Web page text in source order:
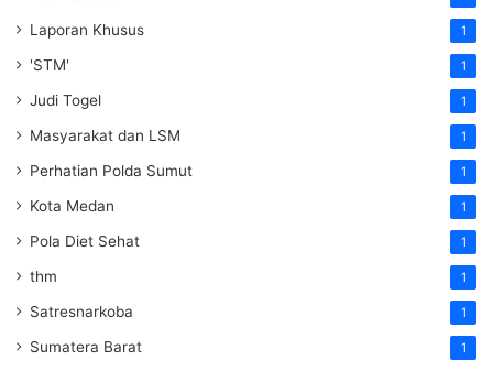
Laporan Khusus 1
'STM' 1
Judi Togel 1
Masyarakat dan LSM 1
Perhatian Polda Sumut 1
Kota Medan 1
Pola Diet Sehat 1
thm 1
Satresnarkoba 1
Sumatera Barat 1